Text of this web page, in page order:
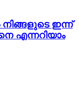
ഇന്ന്‌
എന്നറിയാം